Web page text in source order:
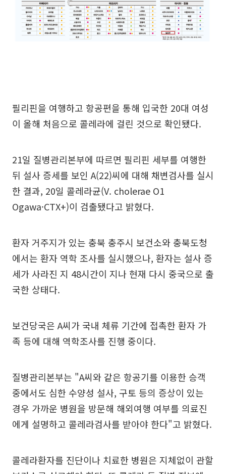
필리핀을 여행하고 항공편을 통해 입국한 20대 여성
이 올해 처음으로 콜레라에 걸린 것으로 확인됐다.
21일 질병관리본부에 따르면 필리핀 세부를 여행한
뒤 설사 증세를 보인 A(22)씨에 대해 채변검사를 실시
한 결과, 20일 콜레라균(V. cholerae O1
Ogawa·CTX+)이 검출됐다고 밝혔다.
환자 거주지가 있는 충북 충주시 보건소와 충북도청
에서는 환자 역학 조사를 실시했으나, 환자는 설사 증
세가 사라진 지 48시간이 지나 현재 다시 중국으로 출
국한 상태다.
보건당국은 A씨가 국내 체류 기간에 접촉한 환자 가
족 등에 대해 역학조사를 진행 중이다.
질병관리본부는 "A씨와 같은 항공기를 이용한 승객
중에서도 심한 수양성 설사, 구토 등의 증상이 있는
경우 가까운 병원을 방문해 해외여행 여부를 의료진
에게 설명하고 콜레라검사를 받아야 한다"고 밝혔다.
콜레라환자를 진단이나 치료한 병원은 지체없이 관할